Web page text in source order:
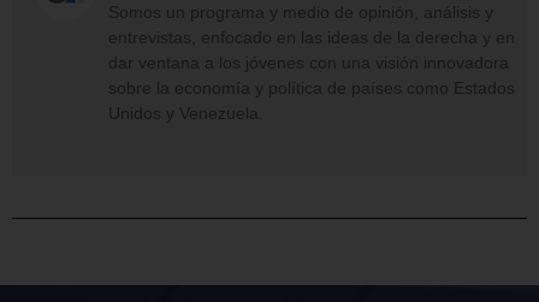
Somos un programa y medio de opinión, análisis y
entrevistas, enfocado en las ideas de la derecha y en
dar ventana a los jóvenes con una visión innovadora
sobre la economía y política de países como Estados
Unidos y Venezuela.